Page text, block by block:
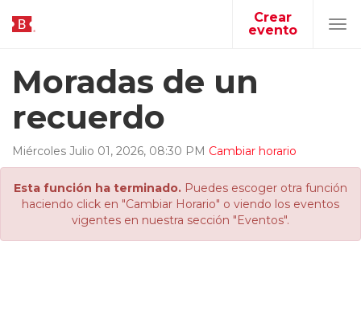
Crear
evento
Moradas de un
recuerdo
Miércoles Julio 01, 2026, 08:30 PM Cambiar horario
Esta función ha terminado. Puedes escoger otra función
haciendo click en "Cambiar Horario" o viendo los eventos
vigentes en nuestra sección "Eventos".